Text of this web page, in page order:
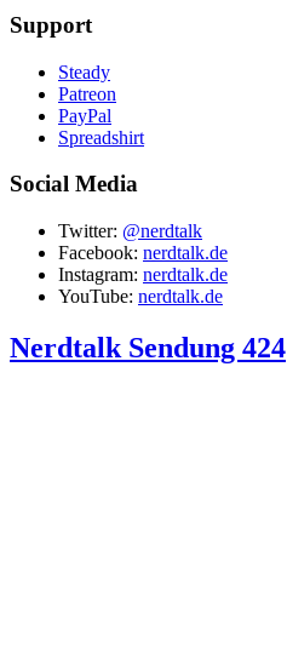
Support
Steady
Patreon
PayPal
Spreadshirt
Social Media
Twitter: @nerdtalk
Facebook: nerdtalk.de
Instagram: nerdtalk.de
YouTube: nerdtalk.de
Nerdtalk Sendung 424